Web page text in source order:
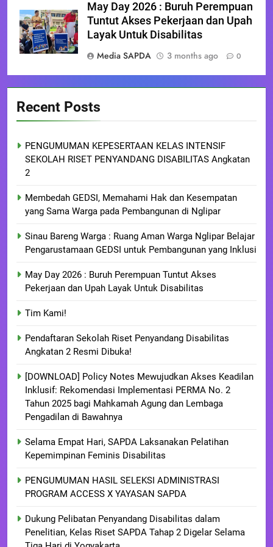
May Day 2026 : Buruh Perempuan
Tuntut Akses Pekerjaan dan Upah
Layak Untuk Disabilitas
Media SAPDA
3 months ago 0
Recent Posts
PENGUMUMAN KEPESERTAAN KELAS INTENSIF
SEKOLAH RISET PENYANDANG DISABILITAS Angkatan
2
Membedah GEDSI, Memahami Hak dan Kesempatan
yang Sama Warga pada Pembangunan di Nglipar
Sinau Bareng Warga : Ruang Aman Warga Nglipar Belajar
Pengarustamaan GEDSI untuk Pembangunan yang Inklusi
May Day 2026 : Buruh Perempuan Tuntut Akses
Pekerjaan dan Upah Layak Untuk Disabilitas
Tim Kami!
Pendaftaran Sekolah Riset Penyandang Disabilitas
Angkatan 2 Resmi Dibuka!
[DOWNLOAD] Policy Notes Mewujudkan Akses Keadilan
Inklusif: Rekomendasi Implementasi PERMA No. 2
Tahun 2025 bagi Mahkamah Agung dan Lembaga
Pengadilan di Bawahnya
Selama Empat Hari, SAPDA Laksanakan Pelatihan
Kepemimpinan Feminis Disabilitas
PENGUMUMAN HASIL SELEKSI ADMINISTRASI
PROGRAM ACCESS X YAYASAN SAPDA
Dukung Pelibatan Penyandang Disabilitas dalam
Penelitian, Kelas Riset SAPDA Tahap 2 Digelar Selama